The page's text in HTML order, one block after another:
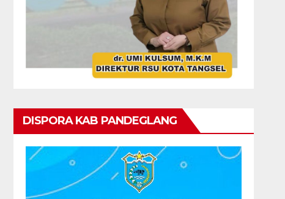
DISPORA KAB PANDEGLANG